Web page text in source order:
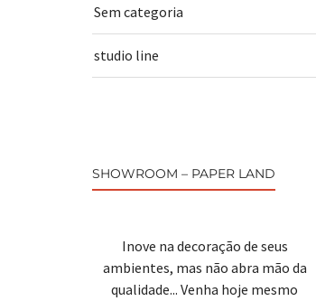
Sem categoria
studio line
SHOWROOM – PAPER LAND
Inove na decoração de seus
ambientes, mas não abra mão da
qualidade... Venha hoje mesmo